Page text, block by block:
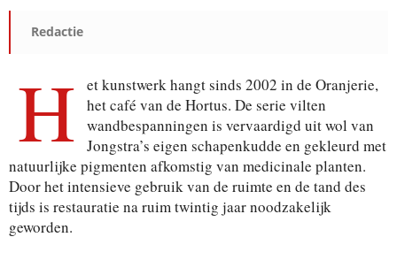
Redactie
H
et kunstwerk hangt sinds 2002 in de Oranjerie,
het café van de Hortus. De serie vilten
wandbespanningen is vervaardigd uit wol van
Jongstra’s eigen schapenkudde en gekleurd met
natuurlijke pigmenten afkomstig van medicinale planten.
Door het intensieve gebruik van de ruimte en de tand des
tijds is restauratie na ruim twintig jaar noodzakelijk
geworden.